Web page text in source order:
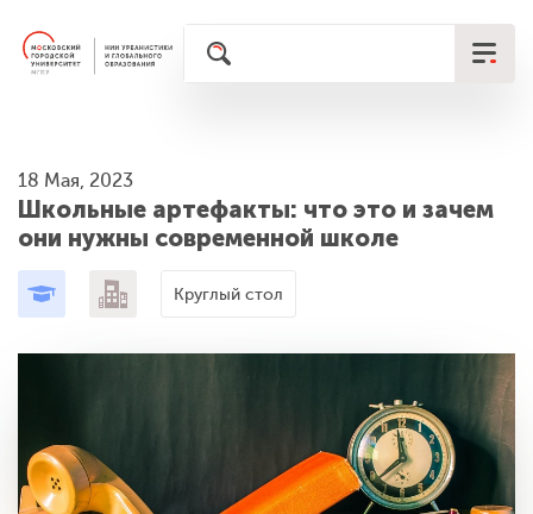
18 Мая, 2023
Школьные артефакты: что это и зачем
они нужны современной школе
Круглый стол